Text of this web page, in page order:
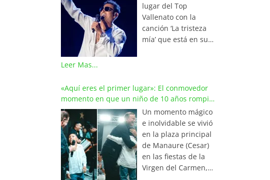
lugar del Top
Vallenato con la
canción ‘La tristeza
mía’ que está en su
de los listados
musicales en
Colombia y países de
América y Europa.
Esta emotiva
composición del
maestro Wilfran
Castillo se posicionó
en el primer lugar de
Leer Mas...
«Aquí eres el primer lugar»: El conmovedor
momento en que un niño de 10 años rompió
en llanto al cantar con Iván Villazón
Un momento mágico
e inolvidable se vivió
en la plaza principal
de Manaure (Cesar)
en las fiestas de la
Virgen del Carmen,